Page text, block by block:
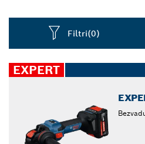
Filtri(0)
EXPERT